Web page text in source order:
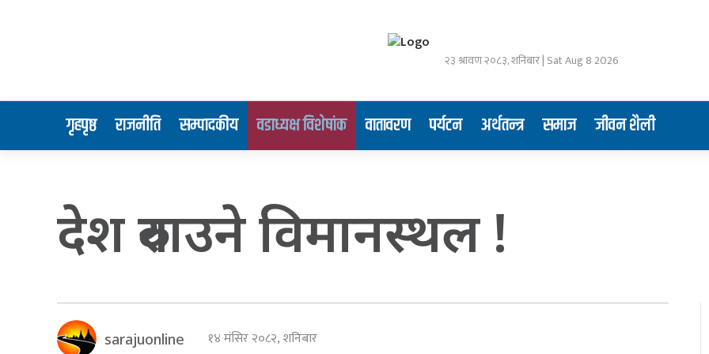
२३ श्रावण २०८३, शनिबार | Sat Aug 8 2026
गृहपृष्ठ राजनीति सम्पादकीय वडाध्यक्ष विशेषांक वातावरण पर्यटन अर्थतन्त्र समाज जीवन शैली
देश रुवाउने विमानस्थल !
sarajuonline १४ मंसिर २०८२, शनिबार